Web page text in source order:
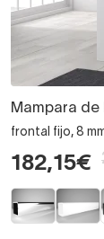
Mampara
frontal fijo, 8
182,15€